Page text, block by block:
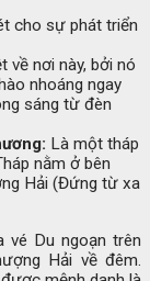
cho sự phát triển
về nơi này, bởi nó
nhoáng ngay
sáng từ đèn
Là một tháp
nằm ở bên
Hải (Đứng từ xa
vé Du ngoạn trên
Hải về đêm.